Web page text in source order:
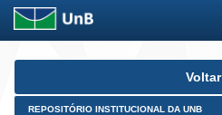
Skip
Voltar
REPOSITÓRIO INSTITUCIONAL DA UNB